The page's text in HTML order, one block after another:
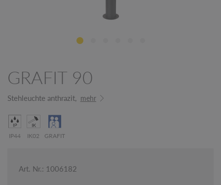
GRAFIT 90
Stehleuchte anthrazit, mehr
IP44 IK02 GRAFIT
Art. Nr.: 1006182